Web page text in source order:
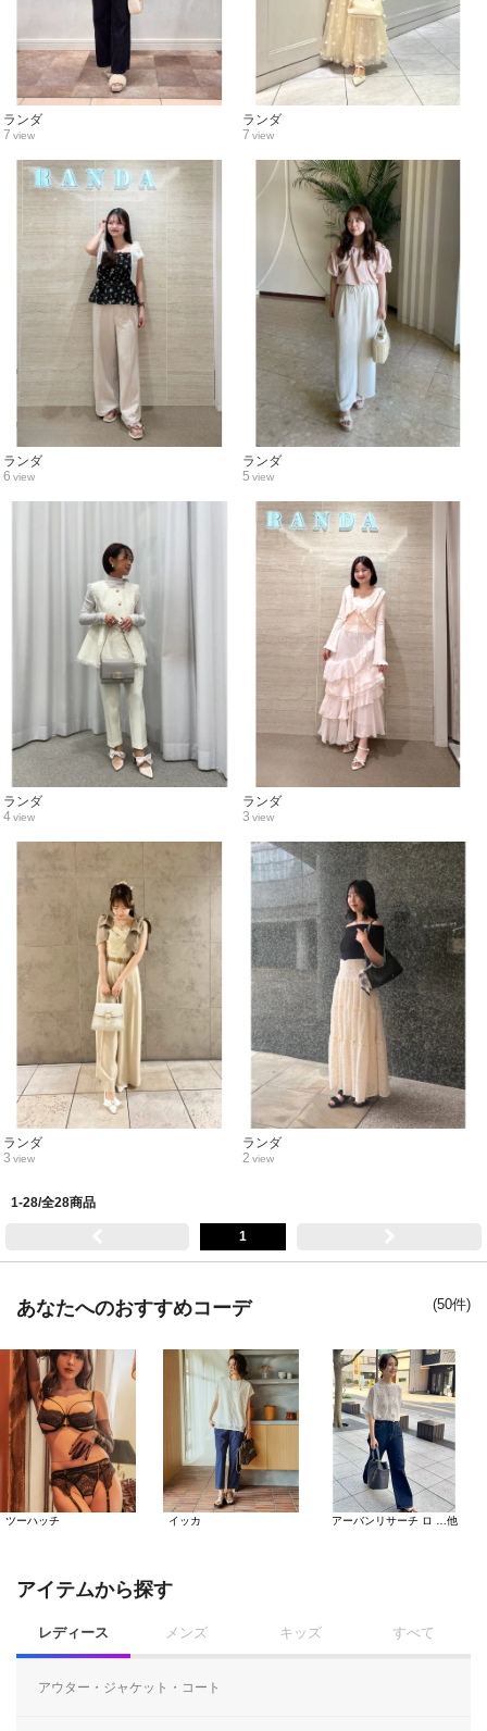
7 view
ランダ
7 view
ランダ
6 view
ランダ
5 view
ランダ
4view
ランダ
3 view
ランダ
3 view
ランダ
2 view
ランダ
1-28/全28商品
1
あなたへのおすすめコーデ (50件)
ツーハッチ イッカ アーバンリサーチ ロ …他
アイテムから探す
レディース メンズ キッズ すべて
アウター・ジャケット・コート